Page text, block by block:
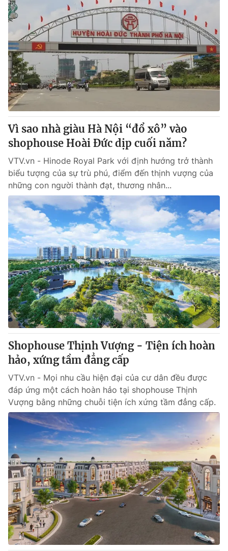
® Cấm sao chép dưới mọi hình thức nếu không có sự chấp
thuận bằng văn bản. Ghi rõ nguồn VTV.vn khi phát hành lại
thông tin từ website này.
Vì sao nhà giàu Hà Nội “đổ xô” vào
shophouse Hoài Đức dịp cuối năm?
VTV.vn - Hinode Royal Park với định hướng trở thành
biểu tượng của sự trù phú, điểm đến thịnh vượng của
những con người thành đạt, thương nhân...
Shophouse Thịnh Vượng - Tiện ích hoàn
hảo, xứng tầm đẳng cấp
VTV.vn - Mọi nhu cầu hiện đại của cư dân đều được
đáp ứng một cách hoàn hảo tại shophouse Thịnh
Vượng bằng những chuỗi tiện ích xứng tầm đẳng cấp.